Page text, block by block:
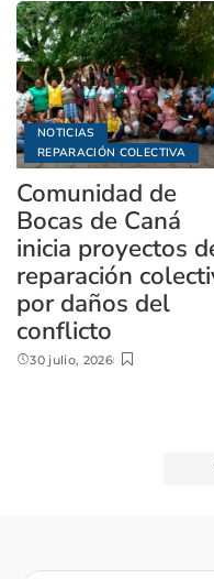
NOTICIAS
REPARACIÓN COLECTIVA
Comunidad de
Bocas de Caná
inicia proyectos
reparación
por daños del
conflicto
30 julio, 2026